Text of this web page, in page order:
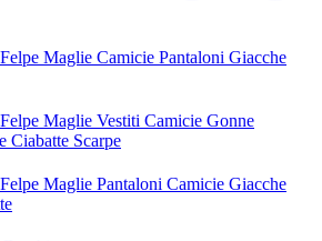
Felpe Maglie Camicie Pantaloni Giacche
Felpe Maglie Vestiti Camicie Gonne
Ciabatte Scarpe
Felpe Maglie Pantaloni Camicie Giacche